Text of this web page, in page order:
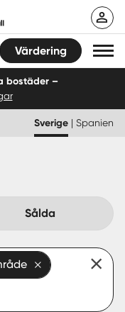
Värdering
bostäder –
Sverige | Spanien
Sålda